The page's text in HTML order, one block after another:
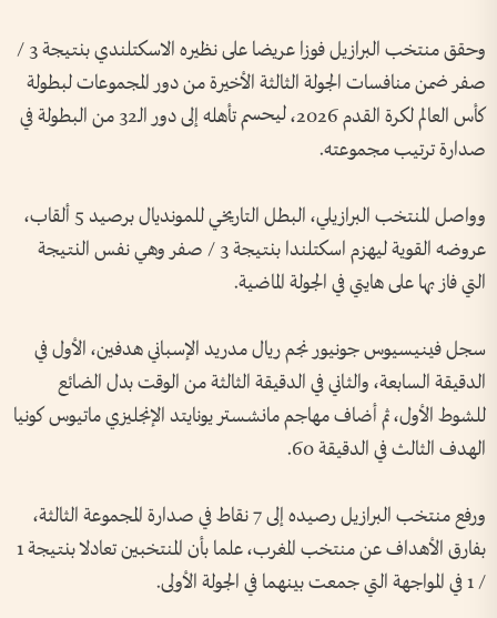
وحقق منتخب البرازيل فوزا عريضا على نظيره الاسكتلندي بنتيجة 3 /
صفر ضمن منافسات الجولة الثالثة الأخيرة من دور المجموعات لبطولة
كأس العالم لكرة القدم 2026، ليحسم تأهله إلى دور الـ32 من البطولة في
صدارة ترتيب مجموعته.
وواصل المنتخب البرازيلي، البطل التاريخي للمونديال برصيد 5 ألقاب،
عروضه القوية ليهزم اسكتلندا بنتيجة 3 / صفر وهي نفس النتيجة
التي فاز بها على هايتي في الجولة الماضية.
سجل فينيسيوس جونيور نجم ريال مدريد الإسباني هدفين، الأول في
الدقيقة السابعة، والثاني في الدقيقة الثالثة من الوقت بدل الضائع
للشوط الأول، ثم أضاف مهاجم مانشستر يونايتد الإنجليزي ماتيوس كونيا
الهدف الثالث في الدقيقة 60.
ورفع منتخب البرازيل رصيده إلى 7 نقاط في صدارة المجموعة الثالثة،
بفارق الأهداف عن منتخب المغرب، علما بأن المنتخبين تعادلا بنتيجة 1
/ 1 في المواجهة التي جمعت بينهما في الجولة الأولى.